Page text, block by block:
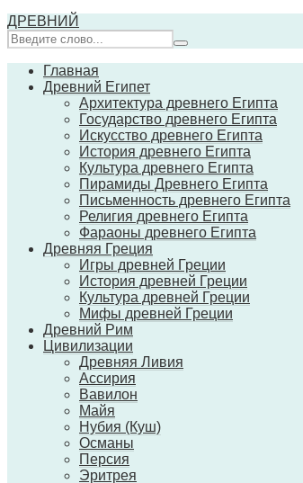
ДРЕВНИЙ
Главная
Древний Египет
Архитектура древнего Египта
Государство древнего Египта
Искусство древнего Египта
История древнего Египта
Культура древнего Египта
Пирамиды Древнего Египта
Письменность древнего Египта
Религия древнего Египта
Фараоны древнего Египта
Древняя Греция
Игры древней Греции
История древней Греции
Культура древней Греции
Мифы древней Греции
Древний Рим
Цивилизации
Древняя Ливия
Ассирия
Вавилон
Майя
Нубия (Куш)
Османы
Персия
Эритрея